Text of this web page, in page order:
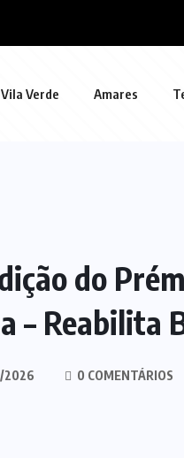
Vila Verde Amares
do
– Reabilita
2026 0 COMENTÁRIOS